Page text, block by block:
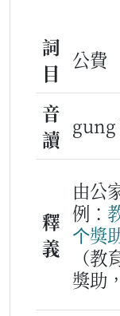
詞
目
公費
音
讀
gung
釋
義
由公
例：
个獎
（
獎助